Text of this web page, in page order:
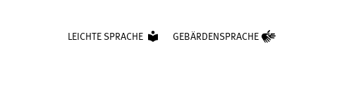
LEICHTE SPRACHE GEBÄRDENSPRACHE